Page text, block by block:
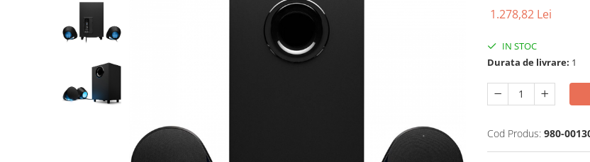
Tablete & accesorii
Telefoane & accesorii
Smart Watch
1.278,82 Lei
IN STOC
Durata de livrare: 1
Cod Produs: 980-